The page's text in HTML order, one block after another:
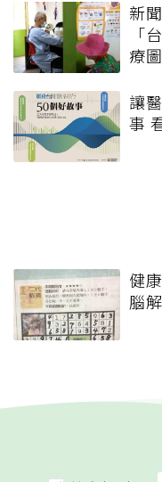
新
「
療
讓
事
健
腦